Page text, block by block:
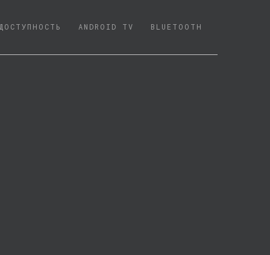
ANDROID TV BLUETOOTH